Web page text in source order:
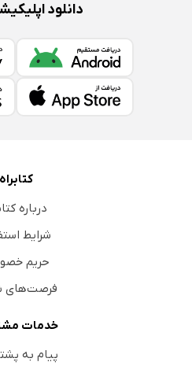
دانلود
کتابراه
درباره
شرایط
حریم
فرصت‌های
خدمات
پیام به